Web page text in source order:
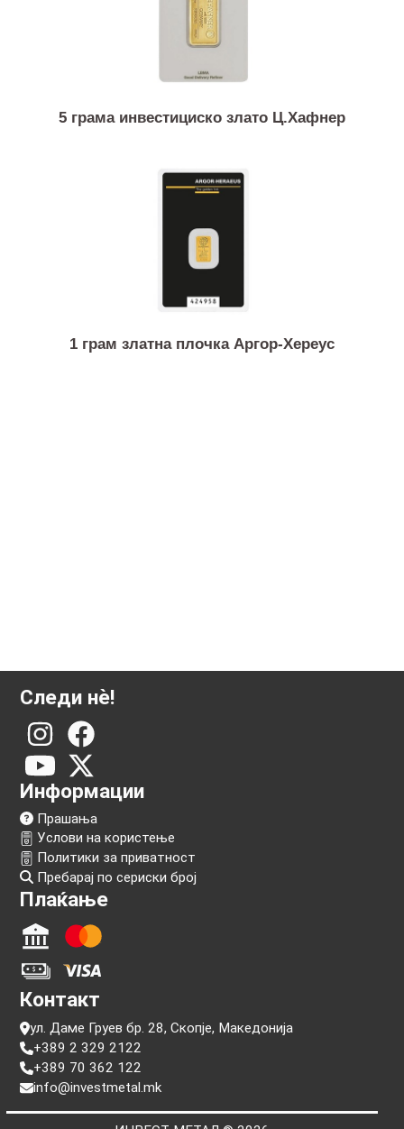
20 грама инвестициско злато ПАМП
5 грама инвестициско злато Ц.Хафнер
Следи нѐ!
Информации
Прашања
Политики за приватност
Пребарај по сериски број
Плаќање